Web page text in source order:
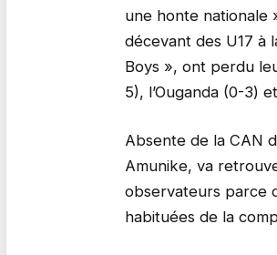
une honte nationale
décevant des U17 à
Boys », ont perdu
5), l’Ouganda (0-3)
Absente de la CAN
Amunike, va
observateurs parce
habituées de la